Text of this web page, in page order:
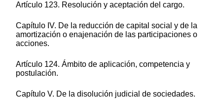
Artículo 123. Resolución y aceptación del cargo.
Capítulo IV. De la reducción de capital social y de la
amortización o enajenación de las participaciones o
acciones.
Artículo 124. Ámbito de aplicación, competencia y
postulación.
Capítulo V. De la disolución judicial de sociedades.